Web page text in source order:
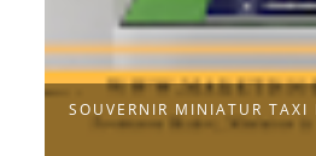
SOUVERNIR MINIATUR TAXI